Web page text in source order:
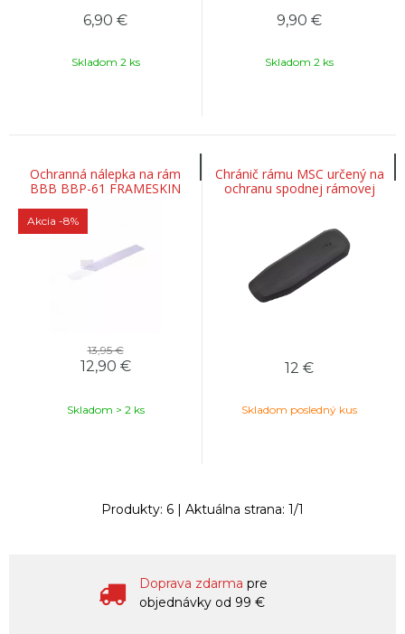
6,90 €
Skladom 2 ks
9,90 €
Skladom 2 ks
Ochranná nálepka na rám
BBB BBP-61 FRAMESKIN
Akcia -8%
13,95 €
12,90 €
Skladom > 2 ks
Chránič rámu MSC určený na
ochranu spodnej rámovej
trubky (Stumpjumper, Status,
12 €
Skladom posledný kus
Produkty: 6 | Aktuálna strana: 1/1
Doprava zdarma pre
objednávky od 99 €